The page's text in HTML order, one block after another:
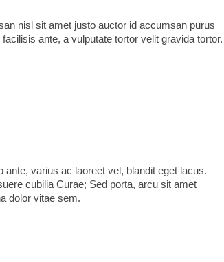
nisl sit amet justo auctor id accumsan purus
ante, a vulputate tortor velit gravida tortor.
varius ac laoreet vel, blandit eget lacus.
cubilia Curae; Sed porta, arcu sit amet
dolor vitae sem.